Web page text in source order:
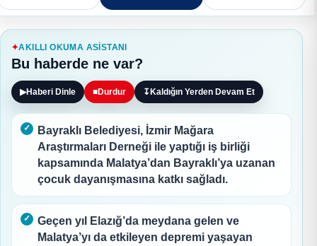
AKILLI OKUMA ASISTANI
Bu haberde ne var?
▶Haberi Dinle ■Durdur ↧Kaldığın Yerden Devam Et
Bayraklı Belediyesi, İzmir Mağara
Araştırmaları Derneği ile yaptığı iş birliği
kapsamında Malatya’dan Bayraklı’ya uzanan
çocuk dayanışmasına katkı sağladı.
Geçen yıl Elazığ’da meydana gelen ve
Malatya’yı da etkileyen depremi yaşayan